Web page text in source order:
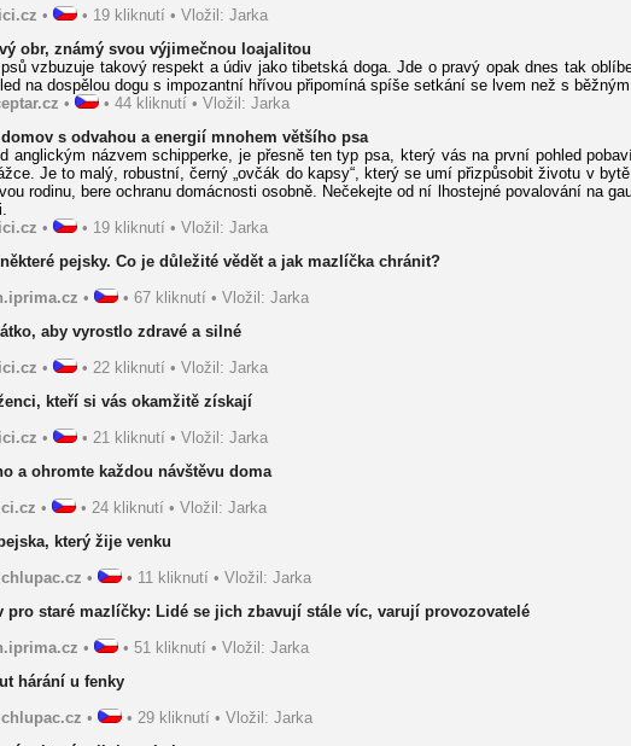
•
• 19 kliknutí • Vložil: Jarka
obr, známý svou výjimečnou loajalitou
vzbuzuje takový respekt a údiv jako tibetská doga. Jde o pravý opak dnes tak
na dospělou dogu s impozantní hřívou připomíná spíše setkání se lvem než s
•
• 44 kliknutí • Vložil: Jarka
s odvahou a energií mnohem většího psa
anglickým názvem schipperke, je přesně ten typ psa, který vás na první pohled
Je to malý, robustní, černý „ovčák do kapsy“, který se umí přizpůsobit životu v
rodinu, bere ochranu domácnosti osobně. Nečekejte od ní lhostejné povalování na
•
• 19 kliknutí • Vložil: Jarka
pejsky. Co je důležité vědět a jak mazlíčka chránit?
•
• 67 kliknutí • Vložil: Jarka
aby vyrostlo zdravé a silné
•
• 22 kliknutí • Vložil: Jarka
kteří si vás okamžitě získají
•
• 21 kliknutí • Vložil: Jarka
a ohromte každou návštěvu doma
•
• 24 kliknutí • Vložil: Jarka
který žije venku
•
• 11 kliknutí • Vložil: Jarka
pro staré mazlíčky: Lidé se jich zbavují stále víc, varují provozovatelé
•
• 51 kliknutí • Vložil: Jarka
hárání u fenky
•
• 29 kliknutí • Vložil: Jarka